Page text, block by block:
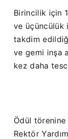
Birincilik için
ve üçüncülük
takdim
ve gemi inşa
kez daha
Ödül törenine
Rektör